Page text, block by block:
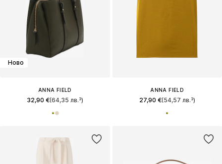
Ново
ANNA FIELD
32,90 €(64,35 лв.³)
ANNA FIELD
27,90 €(54,57 лв.³)